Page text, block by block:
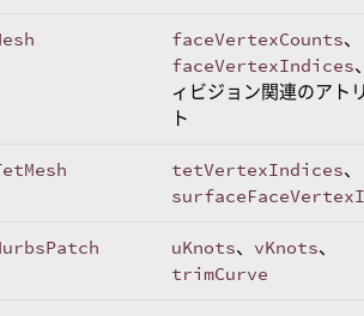
faceVertexCounts、
faceVertexIndices
ィビジョン関連のアト
ト
tetVertexIndices、
uKnots、 vKnots、
trimCurve